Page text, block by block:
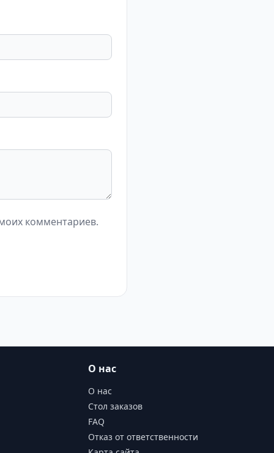
комментариев.
О нас
О нас
Стол заказов
FAQ
Отказ от ответственности